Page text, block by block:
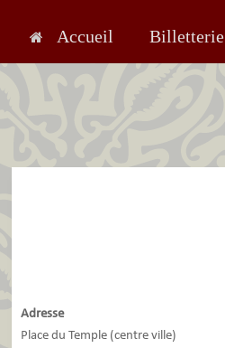
Accueil Billetterie
Adresse
Place du Temple (centre ville)